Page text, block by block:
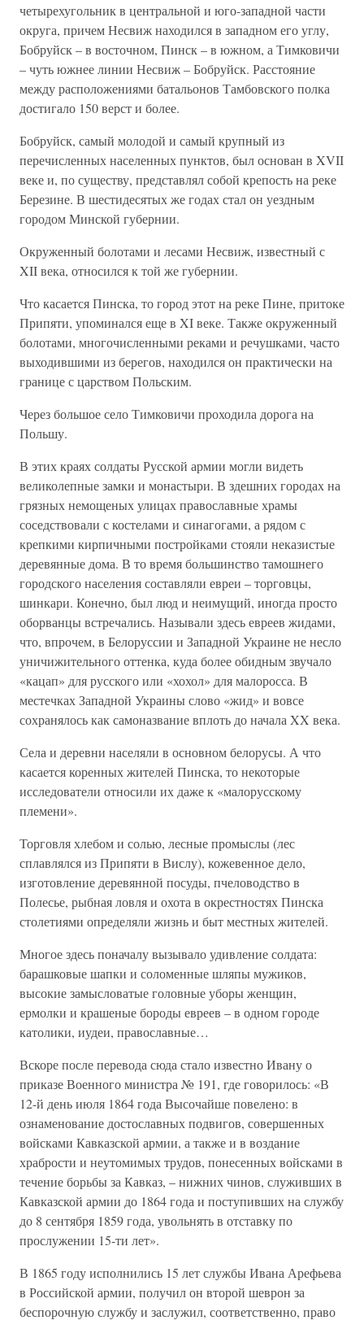
четырехугольник в центральной и юго-западной части
округа, причем Несвиж находился в западном его углу,
Бобруйск – в восточном, Пинск – в южном, а Тимковичи
– чуть южнее линии Несвиж – Бобруйск. Расстояние
между расположениями батальонов Тамбовского полка
достигало 150 верст и более.
Бобруйск, самый молодой и самый крупный из
перечисленных населенных пунктов, был основан в XVII
веке и, по существу, представлял собой крепость на реке
Березине. В шестидесятых же годах стал он уездным
городом Минской губернии.
Окруженный болотами и лесами Несвиж, известный с
XII века, относился к той же губернии.
Что касается Пинска, то город этот на реке Пине, притоке
Припяти, упоминался еще в XI веке. Также окруженный
болотами, многочисленными реками и речушками, часто
выходившими из берегов, находился он практически на
границе с царством Польским.
Через большое село Тимковичи проходила дорога на
Польшу.
В этих краях солдаты Русской армии могли видеть
великолепные замки и монастыри. В здешних городах на
грязных немощеных улицах православные храмы
соседствовали с костелами и синагогами, а рядом с
крепкими кирпичными постройками стояли неказистые
деревянные дома. В то время большинство тамошнего
городского населения составляли евреи – торговцы,
шинкари. Конечно, был люд и неимущий, иногда просто
оборванцы встречались. Называли здесь евреев жидами,
что, впрочем, в Белоруссии и Западной Украине не несло
уничижительного оттенка, куда более обидным звучало
«кацап» для русского или «хохол» для малоросса. В
местечках Западной Украины слово «жид» и вовсе
сохранялось как самоназвание вплоть до начала XX века.
Села и деревни населяли в основном белорусы. А что
касается коренных жителей Пинска, то некоторые
исследователи относили их даже к «малорусскому
племени».
Торговля хлебом и солью, лесные промыслы (лес
сплавлялся из Припяти в Вислу), кожевенное дело,
изготовление деревянной посуды, пчеловодство в
Полесье, рыбная ловля и охота в окрестностях Пинска
столетиями определяли жизнь и быт местных жителей.
Многое здесь поначалу вызывало удивление солдата:
барашковые шапки и соломенные шляпы мужиков,
высокие замысловатые головные уборы женщин,
ермолки и крашеные бороды евреев – в одном городе
католики, иудеи, православные…
Вскоре после перевода сюда стало известно Ивану о
приказе Военного министра № 191, где говорилось: «В
12-й день июля 1864 года Высочайше повелено: в
ознаменование достославных подвигов, совершенных
войсками Кавказской армии, а также и в воздание
храбрости и неутомимых трудов, понесенных войсками в
течение борьбы за Кавказ, – нижних чинов, служивших в
Кавказской армии до 1864 года и поступивших на службу
до 8 сентября 1859 года, увольнять в отставку по
прослужении 15-ти лет».
В 1865 году исполнились 15 лет службы Ивана Арефьева
в Российской армии, получил он второй шеврон за
беспорочную службу и заслужил, соответственно, право